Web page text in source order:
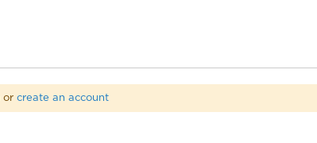
or create an account